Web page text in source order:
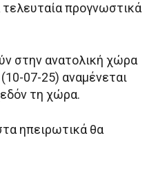
προγνωστικά
στην ανατολική χώρα
07-25) αναμένεται
τη χώρα.
ηπειρωτικά θα